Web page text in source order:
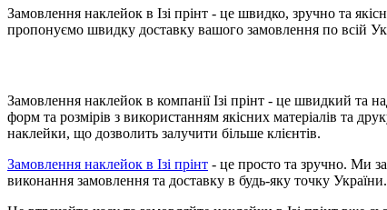
Замовлення наклейок в Ізі прінт - це швидко, зручно та
пропонуємо швидку доставку вашого замовлення по всій
Замовлення наклейок в компанії Ізі прінт - це швидкий та
форм та розмірів з використанням якісних матеріалів та
наклейки, що дозволить залучити більше клієнтів.
Замовлення наклейок в Ізі прінт - це просто та зручно. Ми
виконання замовлення та доставку в будь-яку точку України.